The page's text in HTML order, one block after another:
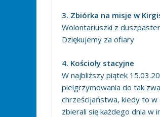
3. Zbiórka na misje w
Wolontariuszki z
Dziękujemy za ofiary
4. Kościoły stacyjne
W najbliższy piątek
pielgrzymowania do tak
chrześcijaństwa, kiedy to
zbierali się każdego dnia w